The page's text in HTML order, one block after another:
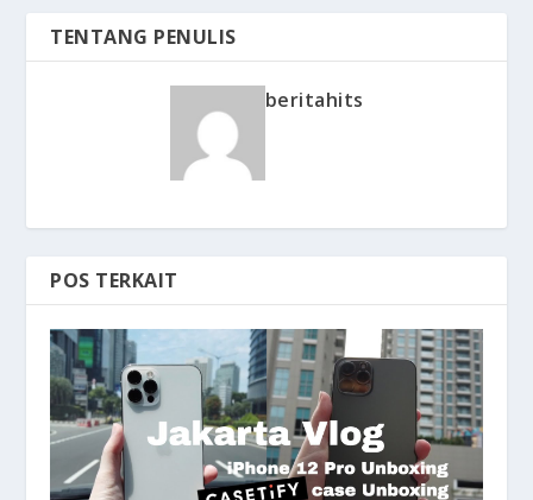
TENTANG PENULIS
beritahits
POS TERKAIT